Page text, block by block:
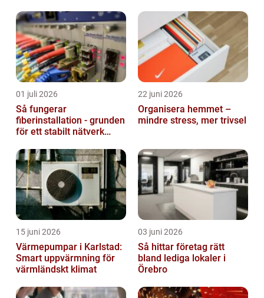
01 juli 2026
Så fungerar
fiberinstallation - grunden
för ett stabilt nätverk
22 juni 2026
Organisera hemmet –
mindre stress, mer trivsel
15 juni 2026
Värmepumpar i Karlstad:
Smart uppvärmning för
värmländskt klimat
03 juni 2026
Så hittar företag rätt
bland lediga lokaler i
Örebro